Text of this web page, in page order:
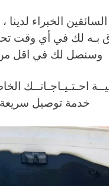
الخبراء
بـه لك في أي وقت
وسنصل لك في اقل من 10
احـتـيـاجـاتــك
خدمة توصيل